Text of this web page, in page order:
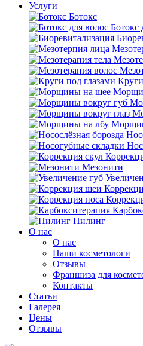
Услуги
Ботокс
Ботокс
Мезонити
Пилинг
O нас
O нас
Наши косметологи
Отзывы
Франшиза для
Контакты
Статьи
Галерея
Цены
Отзывы